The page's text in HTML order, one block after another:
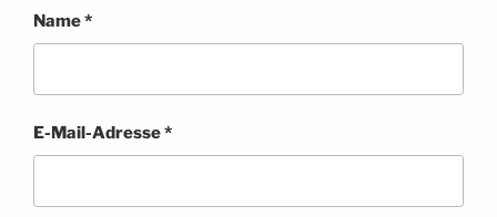
Name*
E-Mail-Adresse*